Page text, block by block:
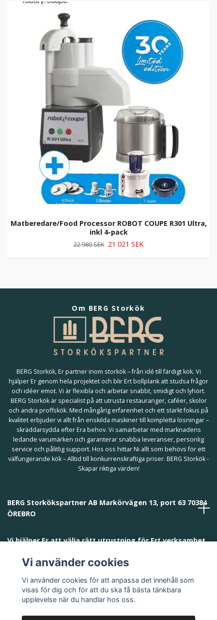
Matberedare/Food Processor ROBOT COUPE R301 Ultra,
inkl 4-pack
22 980 SEK 21 021 SEK
Om BERG Storkök
BERG Storkök, Er partner inom storkök – från idé till färdigt kök. Vi
hjälper Er genom hela projektet och blir Ert bollplank att studsa frågor
och idéer emot. Vi är flexibla och arbetar snabbt, smidigt och lyhört.
BERG Storkök är specialist på att utrusta restauranger, caféer, skolor
och andra proffskök. Med mångårig erfarenhet och ett starkt fokus på
kvalitet erbjuder vi allt från enskilda maskiner till kompletta lösningar –
skräddarsydda efter Era behov. Vi samarbetar med marknadens
ledande varumärken och garanterar snabba leveranser, personlig
service och pålitlig support. Hos oss hittar Ni allt som behövs för ett
välfungerande kök – Alltid till konkurrenskraftiga priser. BERG Storkök -
Skapar riktiga värden!
BERG Storkökspartner AB Markörvägen 13, port 63 70384
ÖREBRO
Vi hjälper Er att välja rätt utrustning för Ert verksamhet
Vi använder cookies
Vi använder cookies för att anpassa det innehåll som
visas för dig och för att du ska få bästa tänkbara
upplevelse när du handlar hos oss.